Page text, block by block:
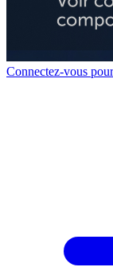
Connectez-vous